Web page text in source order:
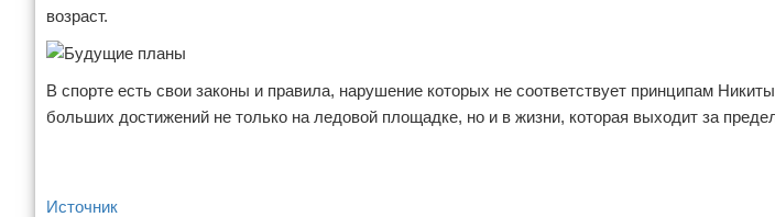
возраст.
В спорте есть свои законы и правила, нарушение которых не соответствует принципам
больших достижений не только на ледовой площадке, но и в жизни, которая выходит за
Источник